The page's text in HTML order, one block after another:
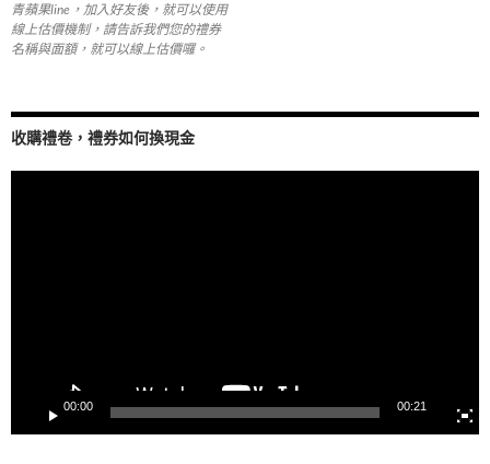
青蘋果line，加入好友後，就可以使用
線上估價機制，請告訴我們您的禮券
名稱與面額，就可以線上估價囉。
收購禮卷，禮券如何換現金
00:00 00:21